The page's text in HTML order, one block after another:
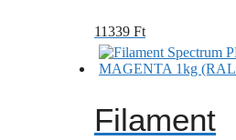
11339 Ft
Filament